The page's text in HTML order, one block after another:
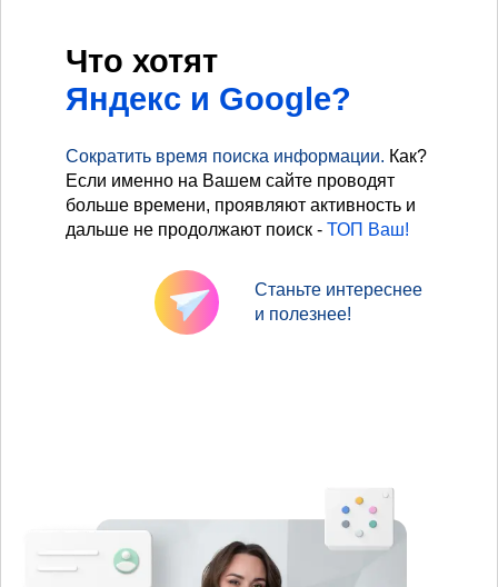
Что хотят
Яндекс и Google?
Сократить время поиска информации. Как?
Если именно на Вашем сайте проводят
больше времени, проявляют активность и
дальше не продолжают поиск - ТОП Ваш!
Станьте интереснее
и полезнее!